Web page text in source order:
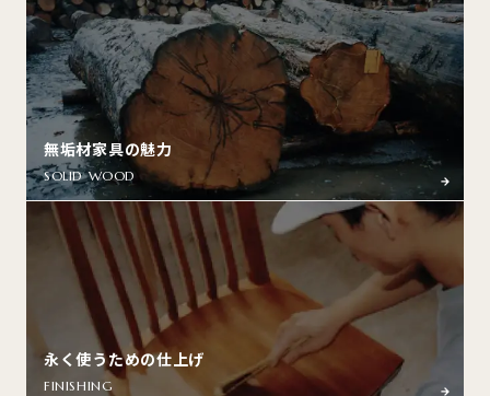
無垢材家具の魅力
SOLID WOOD
永く使うための仕上げ
FINISHING